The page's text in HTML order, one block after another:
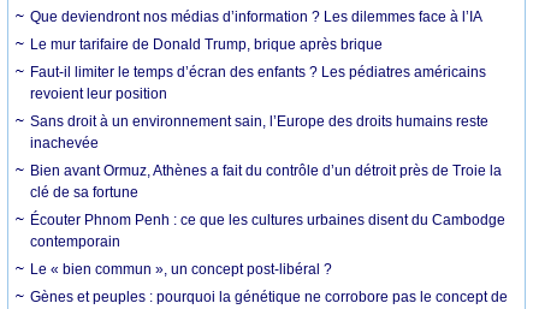
Que deviendront nos médias d’information ? Les dilemmes face à l’IA
Le mur tarifaire de Donald Trump, brique après brique
Faut-il limiter le temps d’écran des enfants ? Les pédiatres américains
revoient leur position
Sans droit à un environnement sain, l’Europe des droits humains reste
inachevée
Bien avant Ormuz, Athènes a fait du contrôle d’un détroit près de Troie la
clé de sa fortune
Écouter Phnom Penh : ce que les cultures urbaines disent du Cambodge
contemporain
Le « bien commun », un concept post-libéral ?
Gènes et peuples : pourquoi la génétique ne corrobore pas le concept de